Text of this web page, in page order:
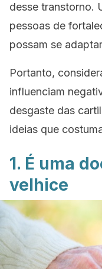
desse transtorno.
pessoas de
possam se
Portanto,
influenciam
desgaste das
ideias que
1. É uma
velhice